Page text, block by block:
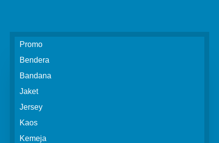
Promo
Bendera
Bandana
Jaket
Jersey
Kaos
Kemeja